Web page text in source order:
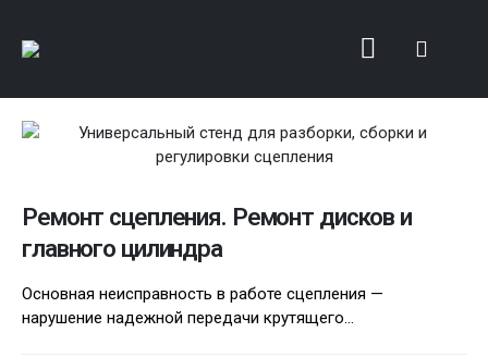
Ремонт сцепления. Ремонт дисков и
главного цилиндра
Основная неисправность в работе сцепления —
нарушение надежной передачи крутящего...